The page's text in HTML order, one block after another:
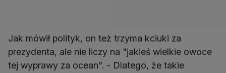
Jak mówił polityk, on też trzyma kciuki za
prezydenta, ale nie liczy na "jakieś wielkie owoce
tej wyprawy za ocean". - Dlatego, że takie